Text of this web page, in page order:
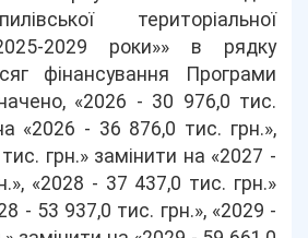
територіальної
2029 роки»» в рядку
фінансування Програми
«2026 - 30 976,0 тис.
«2026 - 36 876,0 тис. грн.»,
грн.» замінити на «2027 -
«2028 - 37 437,0 тис. грн.»
- 53 937,0 тис. грн.», «2029 -